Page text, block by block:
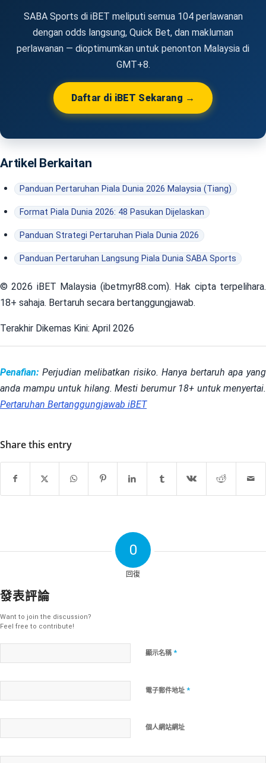
perlawanan.
SABA Sports di iBET meliputi semua 104 perlawanan
dengan odds langsung, Quick Bet, dan makluman
perlawanan — dioptimumkan untuk penonton Malaysia di
GMT+8.
Daftar di iBET Sekarang →
Artikel Berkaitan
Panduan Pertaruhan Piala Dunia 2026 Malaysia (Tiang)
Format Piala Dunia 2026: 48 Pasukan Dijelaskan
Panduan Strategi Pertaruhan Piala Dunia 2026
Panduan Pertaruhan Langsung Piala Dunia SABA Sports
© 2026 iBET Malaysia (ibetmyr88.com). Hak cipta terpelihara.
18+ sahaja. Bertaruh secara bertanggungjawab.
Terakhir Dikemas Kini: April 2026
Penafian: Perjudian melibatkan risiko. Hanya bertaruh apa yang
anda mampu untuk hilang. Mesti berumur 18+ untuk menyertai.
Pertaruhan Bertanggungjawab iBET
Share this entry
0
回復
發表評論
Want to join the discussion?
Feel free to contribute!
顯示名稱 *
電子郵件地址 *
個人網站網址